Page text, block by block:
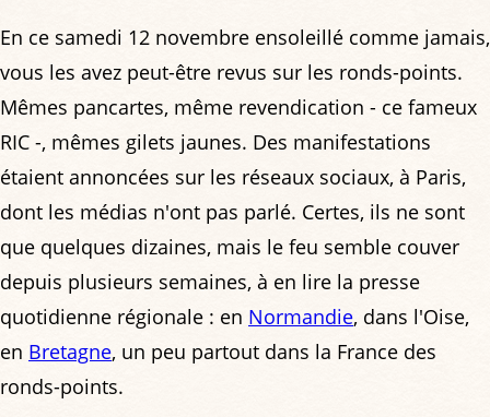
En ce samedi 12 novembre ensoleillé comme jamais,
vous les avez peut-être revus sur les ronds-points.
Mêmes pancartes, même revendication - ce fameux
RIC -, mêmes gilets jaunes. Des manifestations
étaient annoncées sur les réseaux sociaux, à Paris,
dont les médias n'ont pas parlé. Certes, ils ne sont
que quelques dizaines, mais le feu semble couver
depuis plusieurs semaines, à en lire la presse
quotidienne régionale : en Normandie, dans l'Oise,
en Bretagne, un peu partout dans la France des
ronds-points.